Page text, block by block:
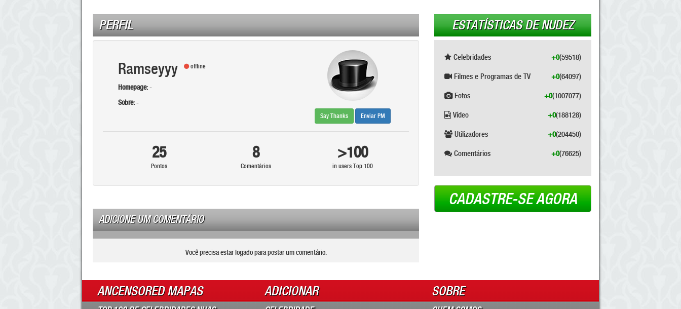
PERFIL
Ramseyyy offline
Homepage:-
Sobre:-
Say Thanks Enviar PM
25
Pontos
8
Comentários
>100
in users Top 100
ADICIONE UM COMENTÁRIO
Você precisa estar logado para postar um comentário.
ESTATÍSTICAS DE NUDEZ
Celebridades (59518)
+0
Filmes e Programas de TV (64097)
+0
Fotos (1007077)
+0
Vídeo (188128)
+0
Utilizadores (204450)
+0
Comentários (76625)
+0
CADASTRE-SE AGORA
ANCENSORED MAPAS ADICIONAR SOBRE